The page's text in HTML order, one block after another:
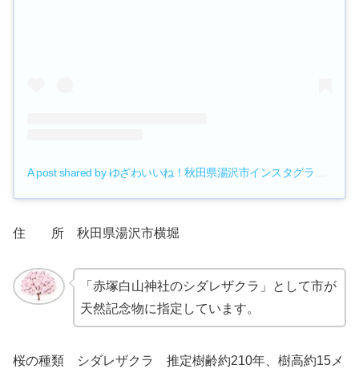
住 所 秋田県湯沢市横堀
「赤塚白山神社のシダレザクラ」として市が
天然記念物に指定しています。
桜の種類 シダレザクラ 推定樹齢約210年、樹高約15メ